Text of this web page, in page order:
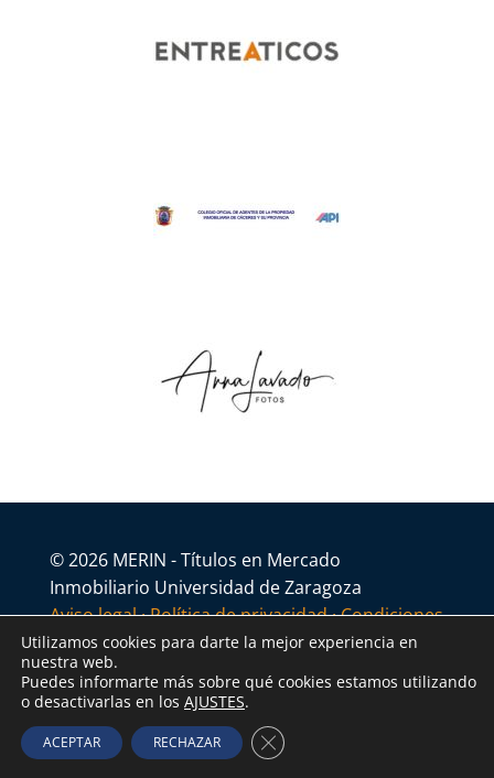
© 2026 MERIN - Títulos en Mercado
Inmobiliario Universidad de Zaragoza
Aviso legal·Política de privacidad·Condiciones
generales
Utilizamos cookies para darte la mejor experiencia en
nuestra web.
Puedes informarte más sobre qué cookies estamos utilizando
o desactivarlas en los AJUSTES.
ACEPTAR RECHAZAR Cerrar el banner de cookies